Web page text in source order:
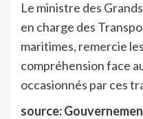
Le ministre des
en charge des
maritimes, remercie
compréhension face
occasionnés par ces
source: